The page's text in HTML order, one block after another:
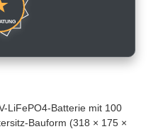
LiFePO4-Batterie mit 100
Bauform (318 × 175 ×